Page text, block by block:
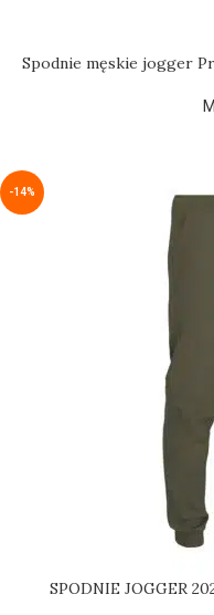
Spodnie męskie jogger
-14%
SPODNIE JOGGER